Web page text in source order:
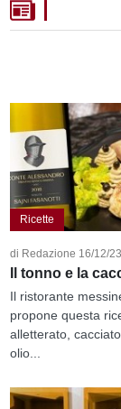
Ricette
di Redazione 16/12/23
Il tonno e la
Il ristorante
propone questa
alletterato,
olio...